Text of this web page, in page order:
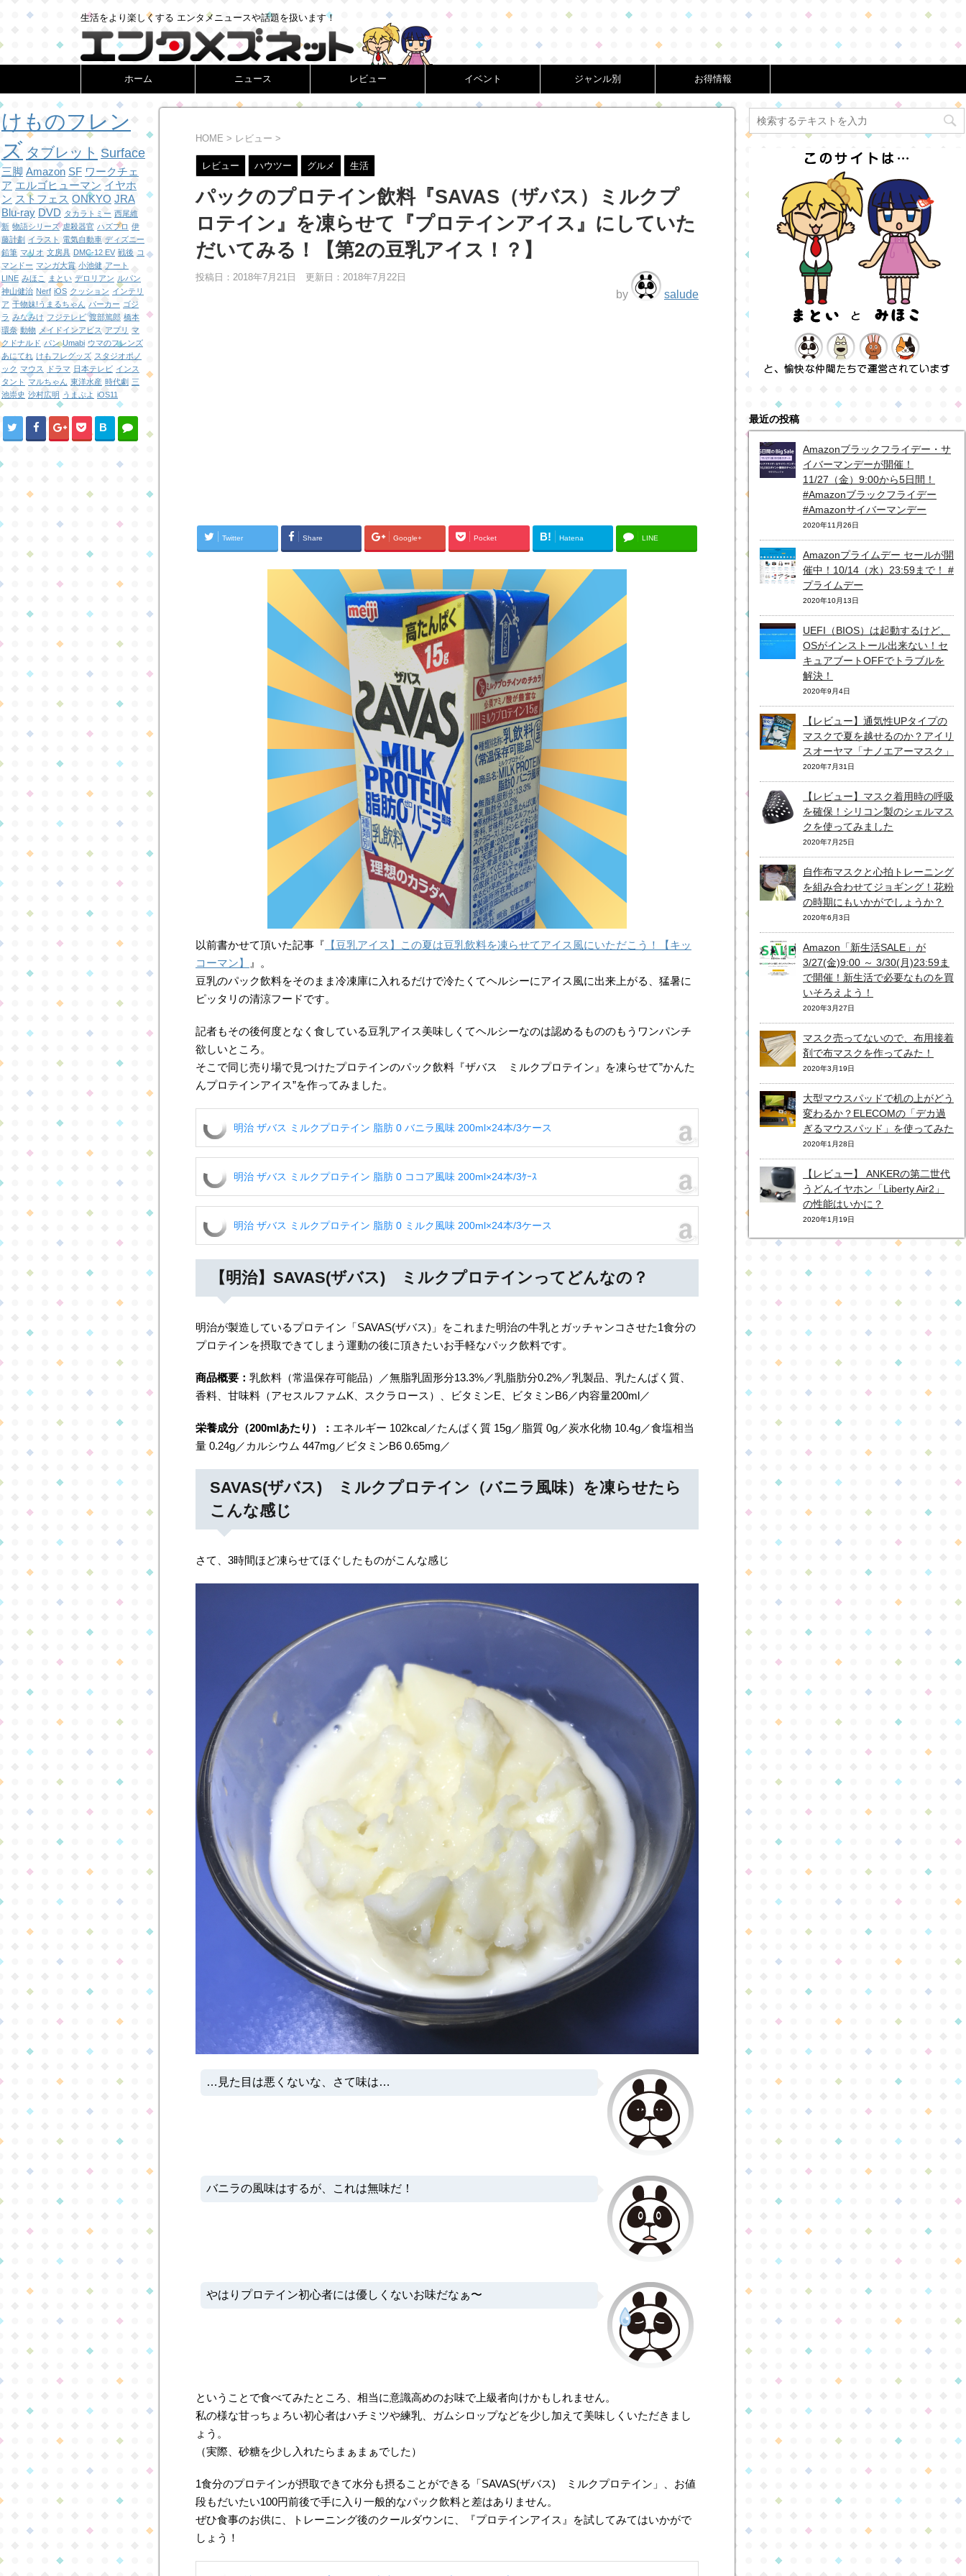
生活をより楽しくする エンタメニュースや話題を扱います！
ホーム ニュース レビュー イベント ジャンル別 お得情報
HOME > レビュー >
レビュー ハウツー グルメ 生活
パックのプロテイン飲料『SAVAS（ザバス）ミルクプ
ロテイン』を凍らせて『プロテインアイス』にしていた
だいてみる！【第2の豆乳アイス！？】
投稿日：2018年7月21日 更新日： 2018年7月22日
by salude
Twitter Share Google+ Pocket B! Hatena LINE
以前書かせて頂いた記事『 【豆乳アイス】この夏は豆乳飲料を凍らせてアイス風にいただこう！【キッ
コーマン】
』。
豆乳のパック飲料をそのまま冷凍庫に入れるだけで冷たくてヘルシーにアイス風に出来上がる、猛暑に
ピッタリの清涼フードです。
記者もその後何度となく食している豆乳アイス美味しくてヘルシーなのは認めるもののもうワンパンチ
欲しいところ。
そこで同じ売り場で見つけたプロテインのパック飲料『ザバス ミルクプロテイン』を凍らせて”かんた
んプロテインアイス”を作ってみました。
明治 ザバス ミルクプロテイン 脂肪 0 バニラ風味 200ml×24本/3ケース
明治 ザバス ミルクプロテイン 脂肪 0 ココア風味 200ml×24本/3ｹｰｽ
明治 ザバス ミルクプロテイン 脂肪 0 ミルク風味 200ml×24本/3ケース
【明治】SAVAS(ザバス) ミルクプロテインってどんなの？
明治が製造しているプロテイン「SAVAS(ザバス)」をこれまた明治の牛乳とガッチャンコさせた1食分の
プロテインを摂取できてしまう運動の後に頂きたいお手軽なパック飲料です。
商品概要： 乳飲料（常温保存可能品）／無脂乳固形分13.3%／乳脂肪分0.2%／乳製品、乳たんぱく質、
香料、甘味料（アセスルファムK、スクラロース）、ビタミンE、ビタミンB6／内容量200ml／
栄養成分（200mlあたり）： エネルギー 102kcal／たんぱく質 15g／脂質 0g／炭水化物 10.4g／食塩相当
量 0.24g／カルシウム 447mg／ビタミンB6 0.65mg／
SAVAS(ザバス) ミルクプロテイン（バニラ風味）を凍らせたら
こんな感じ
さて、3時間ほど凍らせてほぐしたものがこんな感じ
…見た目は悪くないな、さて味は…
バニラの風味はするが、これは無味だ！
やはりプロテイン初心者には優しくないお味だなぁ〜
ということで食べてみたところ、相当に意識高めのお味で上級者向けかもしれません。
私の様な甘っちょろい初心者はハチミツや練乳、ガムシロップなどを少し加えて美味しくいただきまし
ょう。
（実際、砂糖を少し入れたらまぁまぁでした）
1食分のプロテインが摂取できて水分も摂ることができる「SAVAS(ザバス) ミルクプロテイン」、お値
段もだいたい100円前後で手に入り一般的なパック飲料と差はありません。
ぜひ食事のお供に、トレーニング後のクールダウンに、『プロテインアイス』を試してみてはいかがで
しょう！
最近の投稿
Amazonブラックフライデー・サ
イバーマンデーが開催！
11/27（金）9:00から5日間！
#Amazonブラックフライデー
#Amazonサイバーマンデー
2020年11月26日
Amazonプライムデー セールが開
催中！10/14（水）23:59まで！ #
プライムデー
2020年10月13日
UEFI（BIOS）は起動するけど、
OSがインストール出来ない！セ
キュアブートOFFでトラブルを
解決！
2020年9月4日
【レビュー】通気性UPタイプの
マスクで夏を越せるのか？アイリ
スオーヤマ「ナノエアーマスク」
2020年7月31日
【レビュー】マスク着用時の呼吸
を確保！シリコン製のシェルマス
クを使ってみました
2020年7月25日
自作布マスクと心拍トレーニング
を組み合わせてジョギング！花粉
の時期にもいかがでしょうか？
2020年6月3日
Amazon「新生活SALE」が
3/27(金)9:00 ～ 3/30(月)23:59ま
で開催！新生活で必要なものを買
いそろえよう！
2020年3月27日
マスク売ってないので、布用接着
剤で布マスクを作ってみた！
2020年3月19日
大型マウスパッドで机の上がどう
変わるか？ELECOMの「デカ過
ぎるマウスパッド」を使ってみた
2020年1月28日
【レビュー】 ANKERの第二世代
うどんイヤホン「Liberty Air2」
の性能はいかに？
2020年1月19日
けものフレン
ズ タブレット Surface
三脚 Amazon SF ワークチェ
ア エルゴヒューマン イヤホ
ン ストフェス ONKYO JRA
Blu-ray DVD タカラトミー 西尾維
新 物語シリーズ 虐殺器官 ハズプロ 伊
藤計劃 イラスト 電気自動車 ディズニー
鉛筆 マリオ 文房具 DMC-12 EV 戦後 コ
マンドー マンガ大賞 小池健 アート
LINE みほこ まとい デロリアン ルパン
神山健治 Nerf iOS クッション インテリ
ア 干物妹!うまるちゃん パーカー ゴジ
ラ みなみけ フジテレビ 渡部篤郎 橋本
環奈 動物 メイドインアビス アプリ
マ
クドナルド パン Umabi ウマのフレンズ
あにてれ けもフレグッズ スタジオポノ
ック マウス ドラマ 日本テレビ インス
タント
マルちゃん 東洋水産 時代劇 三
池崇史 沙村広明 うまぷよ iOS11
B
!